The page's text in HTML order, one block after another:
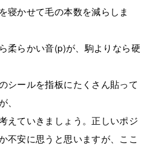
寝かせて毛の本数を減らしま
柔らかい音(p)が、駒よりなら硬
シールを指板にたくさん貼って
えていきましょう。正しいポジ
不安に思うと思いますが、ここ